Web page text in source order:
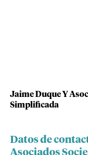
Jaime Duque Y
Simplificada
Datos de
Asociados